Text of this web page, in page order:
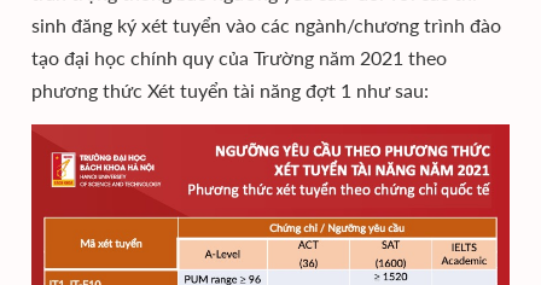
sinh đăng ký xét tuyển vào các ngành/chương trình đào
tạo đại học chính quy của Trường năm 2021 theo
phương thức Xét tuyển tài năng đợt 1 như sau: